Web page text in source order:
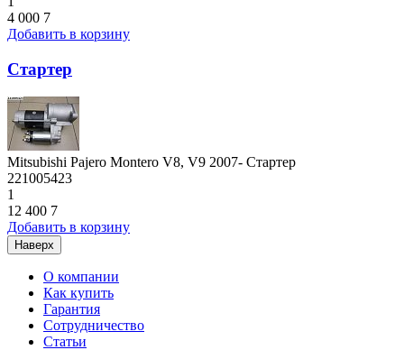
4 000 7
Добавить в корзину
Стартер
Mitsubishi Pajero Montero V8, V9 2007- Стартер
221005423
1
12 400 7
Добавить в корзину
Наверх
О компании
Как купить
Гарантия
Сотрудничество
Статьи